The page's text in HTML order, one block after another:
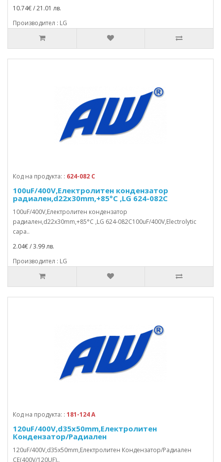
10.74€ / 21.01 лв.
Производител : LG
Код на продукта: : 624-082 C
100uF/400V,Електролитен кондензатор
радиален,d22x30mm,+85°C ,LG 624-082C
100uF/400V,Електролитен кондензатор
радиален,d22x30mm,+85°C ,LG 624-082C100uF/400V,Electrolytic
capa..
2.04€ / 3.99 лв.
Производител : LG
Код на продукта: : 181-124 A
120uF/400V,d35x50mm,Електролитен
Кондензатор/Радиален
120uF/400V,d35x50mm,Електролитен Кондензатор/Радиален
CE(400V/120UF)..